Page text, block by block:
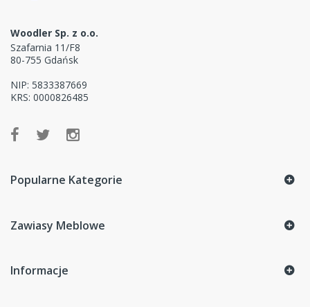
Woodler Sp. z o.o.
Szafarnia 11/F8
80-755 Gdańsk
NIP: 5833387669
KRS: 0000826485
Popularne Kategorie
Zawiasy Meblowe
Informacje